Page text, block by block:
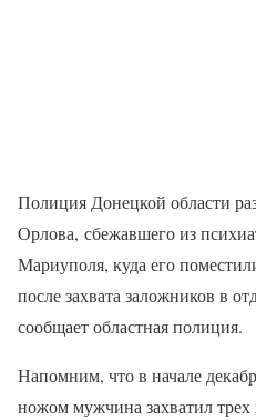
Полиция Донецкой области
Орлова, сбежавшего из
Мариуполя, куда его
после захвата заложников в
сообщает областная полиция.
Напомним, что в начале
ножом мужчина захватил